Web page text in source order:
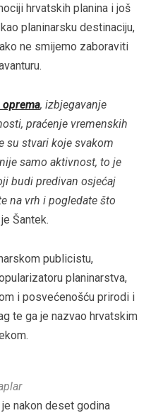
hrvatskih planina i još
planinarsku destinaciju,
ne smijemo zaboraviti
, izbjegavanje
praćenje vremenskih
su stvari koje svakom
samo aktivnost, to je
budi predivan osjećaj
na vrh i pogledate što
Šantek.
publicistu,
planinarstva,
i posvećenošću prirodi i
te ga je nazvao hrvatskim
nakon deset godina